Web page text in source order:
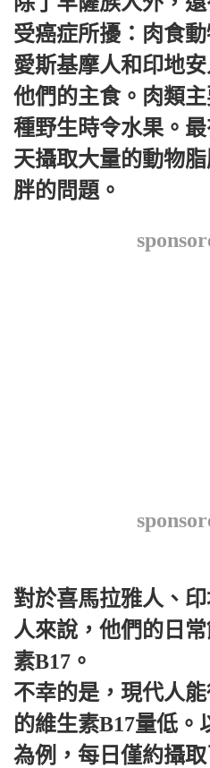
受癌症所擾：肉食
愛斯基摩人和印地
他們的主食。肉類
種野生時令水果。
天攝取大量的動物
胖的問題。
對於喜馬拉雅人、
人來說，他們的日
素B17。
不幸的是，現代人
的維生素B17量低。
為例，每日僅約攝